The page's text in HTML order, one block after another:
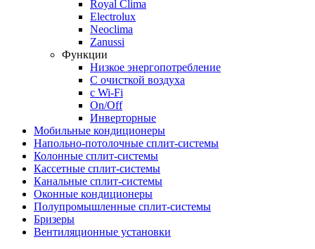
Royal Clima
Electrolux
Neoclima
Zanussi
Функции
Низкое энергопотребление
С очисткой воздуха
с Wi-Fi
On/Off
Инверторные
Мобильные кондиционеры
Напольно-потолоч​ные ​сплит-системы
Колонные ​​сплит-системы
Кассетные сплит-системы
Канальные сплит-системы
Оконные кондиционеры
Полупромышленные сплит-системы
Бризеры
Вентиляционные установки